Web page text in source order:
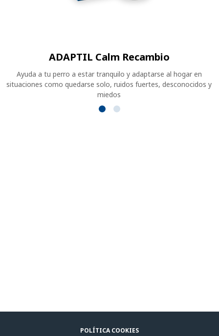
ADAPTIL Calm Recambio
Ayuda a tu perro a estar tranquilo y adaptarse al hogar en
situaciones como quedarse solo, ruidos fuertes, desconocidos y
miedos
POLÍTICA COOKIES